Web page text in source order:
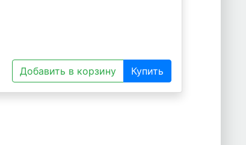
Добавить в корзину Купить